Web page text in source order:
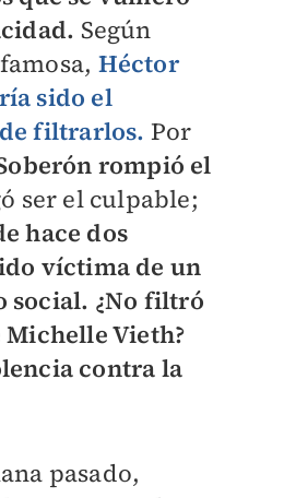
Según
Héctor
sido el
filtrarlos. Por
rompió el
ser el culpable;
hace dos
víctima de un
social. ¿No filtró
Michelle Vieth?
contra la
pasado,